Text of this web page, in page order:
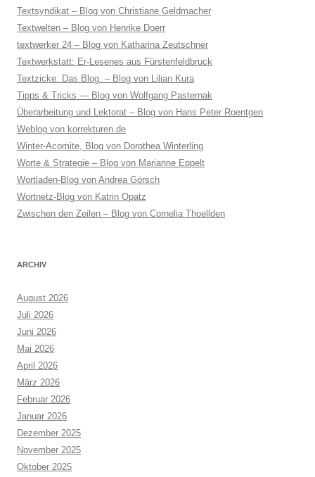
Textsyndikat – Blog von Christiane Geldmacher
Textwelten – Blog von Henrike Doerr
textwerker 24 – Blog von Katharina Zeutschner
Textwerkstatt: Er-Lesenes aus Fürstenfeldbruck
Textzicke. Das Blog. – Blog von Lilian Kura
Tipps & Tricks — Blog von Wolfgang Pasternak
Überarbeitung und Lektorat – Blog von Hans Peter Roentgen
Weblog von korrekturen.de
Winter-Acomite, Blog von Dorothea Winterling
Worte & Strategie – Blog von Marianne Eppelt
Wortladen-Blog von Andrea Görsch
Wortnetz-Blog von Katrin Opatz
Zwischen den Zeilen – Blog von Cornelia Thoellden
ARCHIV
August 2026
Juli 2026
Juni 2026
Mai 2026
April 2026
März 2026
Februar 2026
Januar 2026
Dezember 2025
November 2025
Oktober 2025